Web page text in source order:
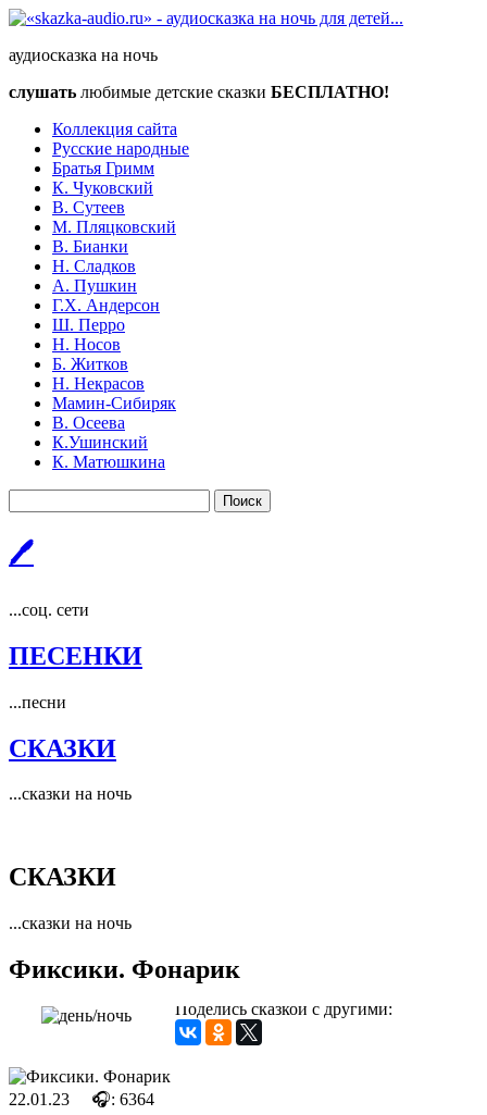
аудиосказка на ночь
слушать любимые детские сказки БЕСПЛАТНО!
Коллекция сайта
Русские народные
Братья Гримм
К. Чуковский
В. Сутеев
М. Пляцковский
В. Бианки
Н. Сладков
А. Пушкин
Г.Х. Андерсон
Ш. Перро
Н. Носов
Б. Житков
Н. Некрасов
Мамин-Сибиряк
В. Осеева
К.Ушинский
К. Матюшкина
Поиск
🖊
...соц. сети
ПЕСЕНКИ
...песни
СКАЗКИ
...сказки на ночь
СКАЗКИ
...сказки на ночь
Фиксики. Фонарик
Поделись сказкой с другими:
22.01.23
🎧: 6364